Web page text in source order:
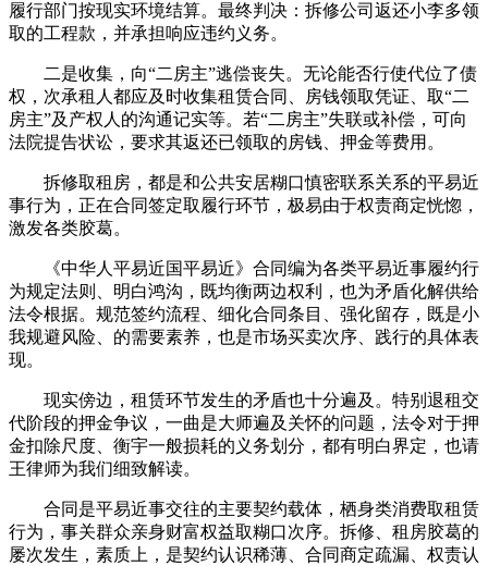
履行部门按现实环境结算。最终判决：拆修公司返还小李多领
取的工程款，并承担响应违约义务。
二是收集，向“二房主”逃偿丧失。无论能否行使代位了债
权，次承租人都应及时收集租赁合同、房钱领取凭证、取“二
房主”及产权人的沟通记实等。若“二房主”失联或补偿，可向
法院提告状讼，要求其返还已领取的房钱、押金等费用。
拆修取租房，都是和公共安居糊口慎密联系关系的平易近
事行为，正在合同签定取履行环节，极易由于权责商定恍惚，
激发各类胶葛。
《中华人平易近国平易近》合同编为各类平易近事履约行
为规定法则、明白鸿沟，既均衡两边权利，也为矛盾化解供给
法令根据。规范签约流程、细化合同条目、强化留存，既是小
我规避风险、的需要素养，也是市场买卖次序、践行的具体表
现。
现实傍边，租赁环节发生的矛盾也十分遍及。特别退租交
代阶段的押金争议，一曲是大师遍及关怀的问题，法令对于押
金扣除尺度、衡宇一般损耗的义务划分，都有明白界定，也请
王律师为我们细致解读。
合同是平易近事交往的主要契约载体，栖身类消费取租赁
行为，事关群众亲身财富权益取糊口次序。拆修、租房胶葛的
屡次发生，素质上，是契约认识稀薄、合同商定疏漏、权责认